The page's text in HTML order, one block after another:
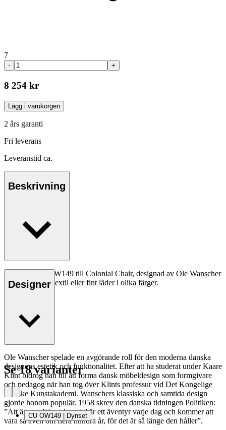
7
- +
8 254 kr
Lägg i varukorgen
2 års garanti
Fri leverans
Leveranstid ca.
Beskrivning
Dynsetet CU OW149 till Colonial Chair, designad av Ole Wanscher
1949, kan fås i textil eller fint läder i olika färger.
Designer
Ole Wanscher spelade en avgörande roll för den moderna danska
designens estetik och funktionalitet. Efter att ha studerat under Kaare
Klint bidrog han till att forma dansk möbeldesign som formgivare
och pedagog när han tog över Klints professur vid Det Kongelige
Danske Kunstakademi. Wanschers klassiska och samtida design
gjorde honom populär. 1958 skrev den danska tidningen Politiken:
”Att äga en Wanscher-stol är ett äventyr varje dag och kommer att
vara så även om flera hundra år, för det är så länge den håller”.
Se 18 varianter
CU OW149 | Dynset